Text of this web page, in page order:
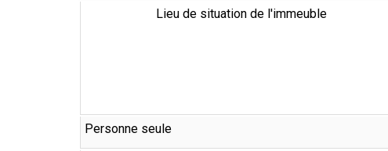
Lieu de situation de l'immeuble
Personne seule